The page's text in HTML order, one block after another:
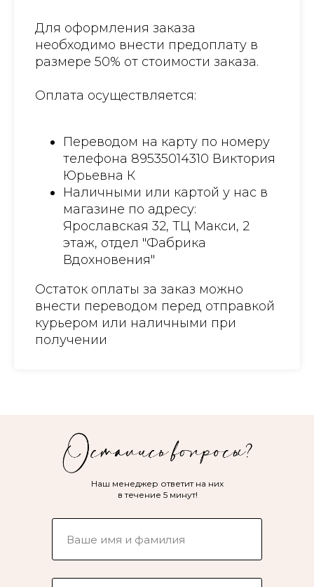
Для оформления заказа
необходимо внести предоплату в
размере 50% от стоимости заказа.
Оплата осуществляется:
Переводом на карту по номеру
телефона 89535014310 Виктория
Юрьевна К
Наличными или картой у нас в
магазине по адресу:
Ярославская 32, ТЦ Макси, 2
этаж, отдел "Фабрика
Вдохновения"
Остаток оплаты за заказ можно
внести переводом перед отправкой
курьером или наличными при
получении
Наш менеджер ответит на них
в течение 5 минут!